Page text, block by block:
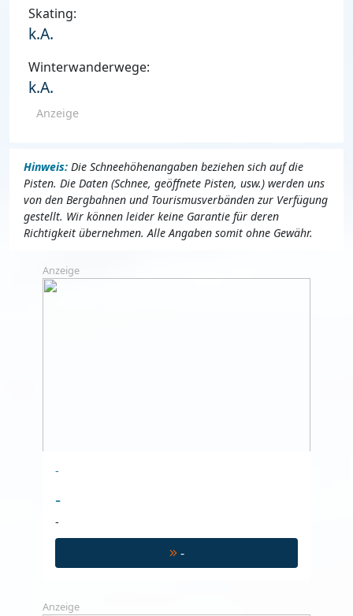
Skating:
k.A.
Winterwanderwege:
k.A.
Anzeige
Hinweis: Die Schneehöhenangaben beziehen sich auf die
Pisten. Die Daten (Schnee, geöffnete Pisten, usw.) werden uns
von den Bergbahnen und Tourismusverbänden zur Verfügung
gestellt. Wir können leider keine Garantie für deren
Richtigkeit übernehmen. Alle Angaben somit ohne Gewähr.
Anzeige
-
-
-
-
Anzeige